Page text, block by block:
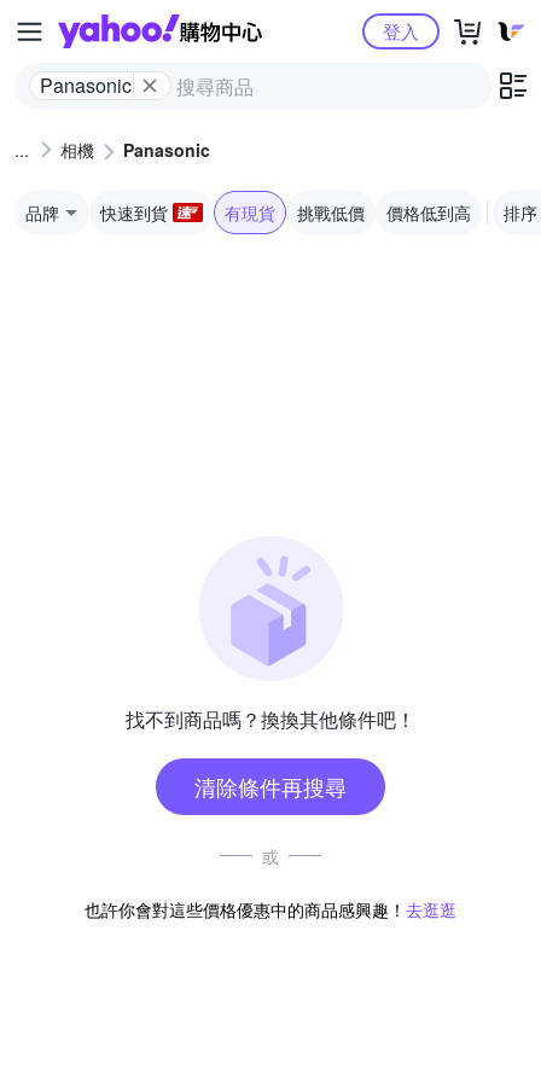
Yahoo購物中心
Panasonic
登入
相機 Panasonic
品牌 快速到貨 有現貨 挑戰低價 價格低到高 排序
找不到商品嗎？換換其他條件吧！
清除條件再搜尋
或
也許你會對這些價格優惠中的商品感興趣！ 去逛逛